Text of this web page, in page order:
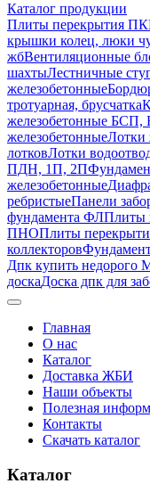
Каталог продукции
Плиты перекрытия ПК
крышки колец, люки
жбВентиляционные
шахтыЛестничные
железобетонные
тротуарная, брусчатка
железобетонные
железобетонныеЛотки
лотковЛотки
ПДН, 1П, 2П
железобетонные
ребристыеПанели
фундамента ФЛПлиты
ПНОПлиты
коллекторов
Дпк купить недорого
доскаДоска дпк для
Главная
О нас
Каталог
Доставка ЖБИ
Наши объекты
Полезная
Контакты
Скачать каталог
Каталог